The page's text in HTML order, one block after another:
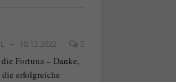
10.12.2022 5
Fortuna – Danke,
die erfolgreiche